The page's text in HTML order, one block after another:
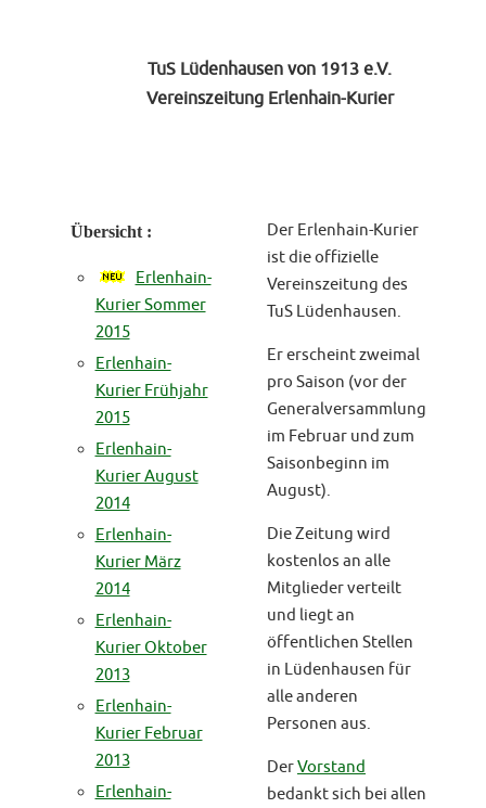
TuS Lüdenhausen von 1913 e.V.
Vereinszeitung Erlenhain-Kurier
Übersicht :
Erlenhain-
Kurier Sommer
2015
Erlenhain-
Kurier Frühjahr
2015
Erlenhain-
Kurier August
2014
Erlenhain-
Kurier März
2014
Erlenhain-
Kurier Oktober
2013
Erlenhain-
Kurier Februar
2013
Erlenhain-
Der Erlenhain-Kurier
ist die offizielle
Vereinszeitung des
TuS Lüdenhausen.
Er erscheint zweimal
pro Saison (vor der
Generalversammlung
im Februar und zum
Saisonbeginn im
August).
Die Zeitung wird
kostenlos an alle
Mitglieder verteilt
und liegt an
öffentlichen Stellen
in Lüdenhausen für
alle anderen
Personen aus.
DerVorstand
bedankt sich bei allen